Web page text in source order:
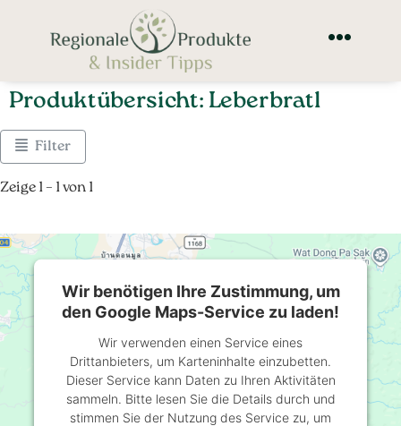
Produktübersicht: Leberbratl
Filter
Zeige 1 – 1 von 1
Wir benötigen Ihre Zustimmung, um
den Google Maps-Service zu laden!
Wir verwenden einen Service eines
Drittanbieters, um Karteninhalte einzubetten.
Dieser Service kann Daten zu Ihren Aktivitäten
sammeln. Bitte lesen Sie die Details durch und
stimmen Sie der Nutzung des Service zu, um